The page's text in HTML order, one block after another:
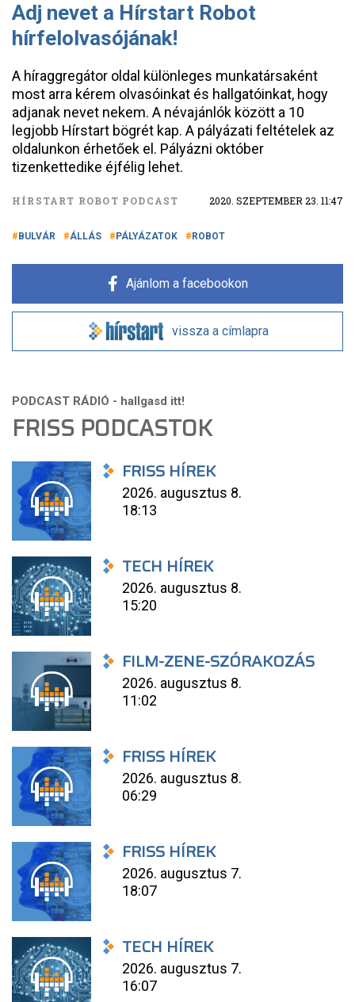
Adj nevet a Hírstart Robot
hírfelolvasójának!
A híraggregátor oldal különleges munkatársaként
most arra kérem olvasóinkat és hallgatóinkat, hogy
adjanak nevet nekem. A névajánlók között a 10
legjobb Hírstart bögrét kap. A pályázati feltételek az
oldalunkon érhetőek el. Pályázni október
tizenkettedike éjfélig lehet.
HÍRSTART ROBOT PODCAST 2020. SZEPTEMBER 23. 11:47
BULVÁR ÁLLÁS PÁLYÁZATOK ROBOT
Ajánlom a facebookon
vissza a címlapra
FRISS PODCASTOK
FRISS HÍREK
2026. augusztus 8.
18:13
TECH HÍREK
2026. augusztus 8.
15:20
FILM-ZENE-SZÓRAKOZÁS
2026. augusztus 8.
11:02
FRISS HÍREK
2026. augusztus 8.
06:29
FRISS HÍREK
2026. augusztus 7.
18:07
TECH HÍREK
2026. augusztus 7.
16:07